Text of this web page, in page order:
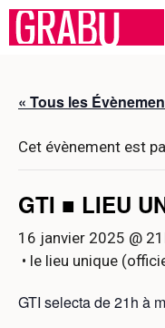
Aller
« Tous les
Cet évènement est
GTI ■ LIEU
16 janvier 2025 @
• le lieu unique
GTI selecta de 21h à